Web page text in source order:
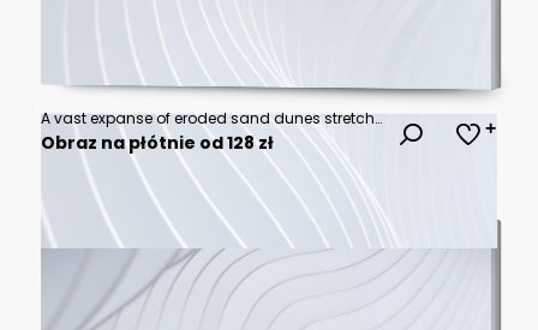
A vast expanse of eroded sand dunes stretches towards the horizon, under the soft light of a crescent moon.
Obraz na płótnie od 128 zł